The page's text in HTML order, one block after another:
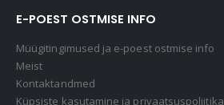
E-POEST OSTMISE INFO
Müügitingimused ja e-poest ostmise info
Meist
Kontaktandmed
Küpsiste kasutamine ja privaatsuspoliitika